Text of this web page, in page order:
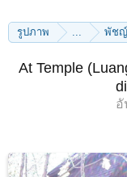
รูปภาพ ... พัช
At Temple
อั